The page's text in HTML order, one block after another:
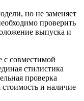
но не заменяет
проверить
выпуска и
с совместимой
стилистика
проверка
и наличие